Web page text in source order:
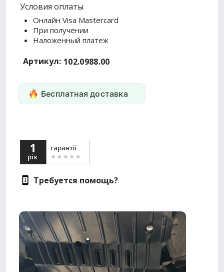
Условия оплаты
Онлайн Visa Mastercard
При получении
Наложенный платеж
Артикул: 102.0988.00
Бесплатная доставка
Требуется помощь?